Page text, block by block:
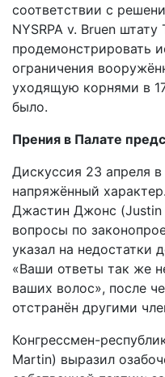
соответствии с
NYSRPA v. Bruen
продемонстрировать
ограничения
уходящую корнями в
было.
Прения в Палате
Дискуссия 23 апреля
напряжённый
Джастин Джонс (Justin
вопросы по
указал на недостатки
«Ваши ответы так же
ваших волос», после
отстранён другими
Конгрессмен-
Martin) выразил